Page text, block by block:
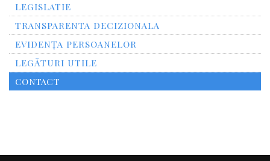
LEGISLATIE
TRANSPARENTA DECIZIONALA
EVIDENȚA PERSOANELOR
LEGĂTURI UTILE
CONTACT